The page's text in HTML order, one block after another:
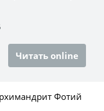
Читать online
Фотий